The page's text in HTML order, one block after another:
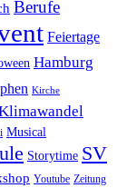
Berufe
Feiertage
Hamburg
Kirche
Musical
Storytime SV
Youtube Zeitung